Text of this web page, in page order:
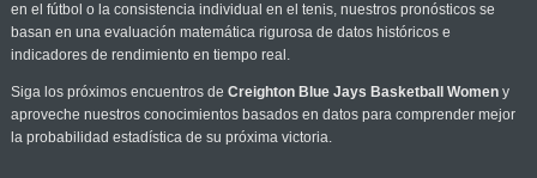
en el fútbol o la consistencia individual en el tenis, nuestros pronósticos se
basan en una evaluación matemática rigurosa de datos históricos e
indicadores de rendimiento en tiempo real.
Siga los próximos encuentros de Creighton Blue Jays Basketball Womeny
aproveche nuestros conocimientos basados en datos para comprender mejor
la probabilidad estadística de su próxima victoria.